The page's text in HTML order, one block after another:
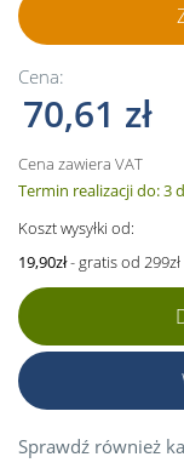
Cena:
70,61 zł
Cena zawiera VAT
Termin realizacji do: 3
Koszt wysyłki od:
19,90zł- gratis od 299zł
Sprawdź również